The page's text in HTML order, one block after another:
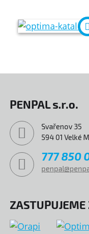
PENPAL s.r.o.
Svařenov 35
594 01 Velké
777 850